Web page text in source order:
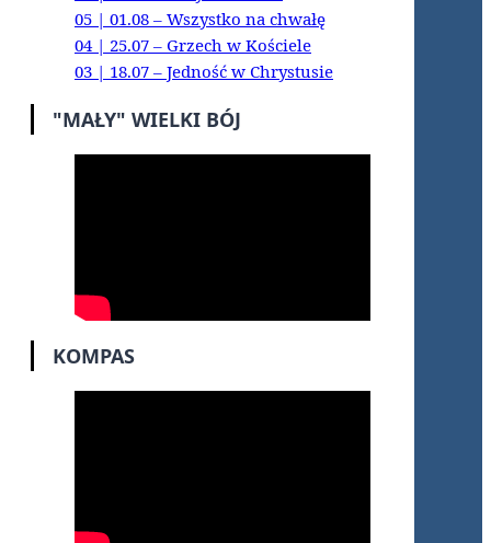
05 | 01.08 – Wszystko na chwałę
04 | 25.07 – Grzech w Kościele
03 | 18.07 – Jedność w Chrystusie
"MAŁY" WIELKI BÓJ
KOMPAS